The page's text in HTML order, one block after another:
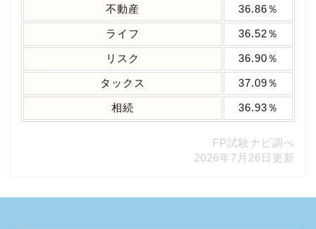
不動産 36.86％
ライフ 36.52％
リスク 36.90％
タックス 37.09％
相続 36.93％
FP試験ナビ調べ
2026年7月26日更新